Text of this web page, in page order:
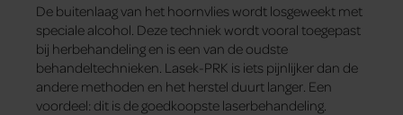
De buitenlaag van het hoornvlies wordt losgeweekt met
speciale alcohol. Deze techniek wordt vooral toegepast
bij herbehandeling en is een van de oudste
behandeltechnieken. Lasek-PRK is iets pijnlijker dan de
andere methoden en het herstel duurt langer. Een
voordeel: dit is de goedkoopste laserbehandeling.